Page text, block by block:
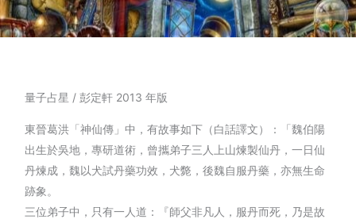
量子占星 / 彭定軒 2013 年版
東晉葛洪「神仙傳」中，有故事如下（白話譯文）：「魏伯陽
出生於吳地，專研道術，曾攜弟子三人上山煉製仙丹，一日仙
丹煉成，魏以犬試丹藥功效，犬斃，後魏自服丹藥，亦無生命
跡象。
三位弟子中，只有一人道：『師父非凡人，服丹而死，乃是故